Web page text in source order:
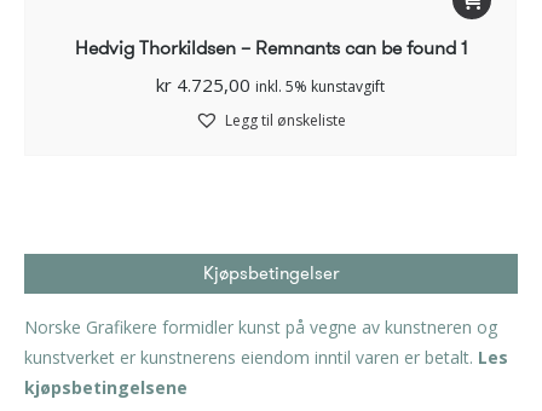
Hedvig Thorkildsen – Remnants can be found 1
kr 4.725,00 inkl. 5% kunstavgift
Legg til ønskeliste
Kjøpsbetingelser
Norske Grafikere formidler kunst på vegne av kunstneren og
kunstverket er kunstnerens eiendom inntil varen er betalt. Les
kjøpsbetingelsene